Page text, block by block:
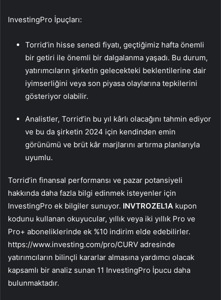
InvestingPro İpuçları:
Torrid’in hisse senedi fiyatı, geçtiğimiz hafta önemli
bir getiri ile önemli bir dalgalanma yaşadı. Bu durum,
yatırımcıların şirketin gelecekteki beklentilerine dair
iyimserliğini veya son piyasa olaylarına tepkilerini
gösteriyor olabilir.
Analistler, Torrid’in bu yıl kârlı olacağını tahmin ediyor
ve bu da şirketin 2024 için kendinden emin
görünümü ve brüt kâr marjlarını artırma planlarıyla
uyumlu.
Torrid’in finansal performansı ve pazar potansiyeli
hakkında daha fazla bilgi edinmek isteyenler için
InvestingPro ek bilgiler sunuyor. INVTROZEL1A kupon
kodunu kullanan okuyucular, yıllık veya iki yıllık Pro ve
Pro+ aboneliklerinde ek %10 indirim elde edebilirler.
https://www.investing.com/pro/CURV adresinde
yatırımcıların bilinçli kararlar almasına yardımcı olacak
kapsamlı bir analiz sunan 11 InvestingPro İpucu daha
bulunmaktadır.